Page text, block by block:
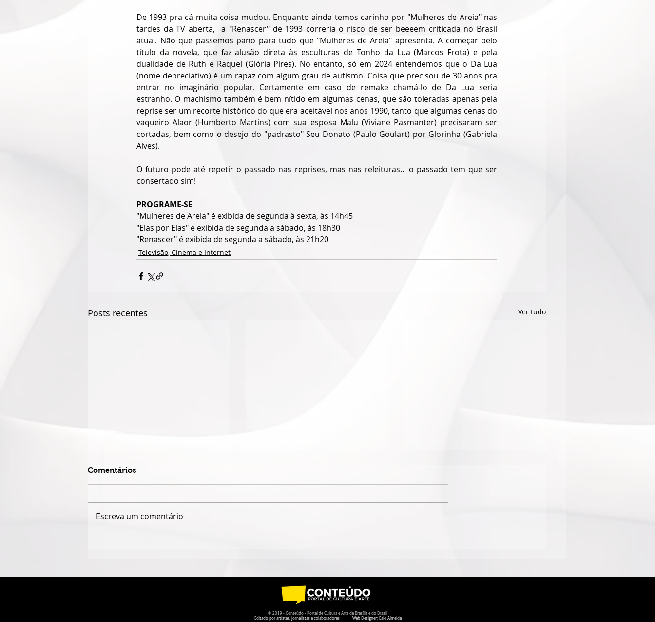
De 1993 pra cá muita coisa mudou. Enquanto ainda temos carinho por "Mulheres de Areia" nas
tardes da TV aberta,  a "Renascer" de 1993 correria o risco de ser beeeem criticada no Brasil
atual. Não que passemos pano para tudo que "Mulheres de Areia" apresenta. A começar pelo
título da novela, que faz alusão direta às esculturas de Tonho da Lua (Marcos Frota) e pela
dualidade de Ruth e Raquel (Glória Pires). No entanto, só em 2024 entendemos que o Da Lua
(nome depreciativo) é um rapaz com algum grau de autismo. Coisa que precisou de 30 anos pra
entrar no imaginário popular. Certamente em caso de remake chamá-lo de Da Lua seria
estranho. O machismo também é bem nítido em algumas cenas, que são toleradas apenas pela
reprise ser um recorte histórico do que era aceitável nos anos 1990, tanto que algumas cenas do
vaqueiro Alaor (Humberto Martins) com sua esposa Malu (Viviane Pasmanter) precisaram ser
cortadas, bem como o desejo do "padrasto" Seu Donato (Paulo Goulart) por Glorinha (Gabriela
Alves).
O futuro pode até repetir o passado nas reprises, mas nas releituras... o passado tem que ser
consertado sim!
PROGRAME-SE
"Mulheres de Areia" é exibida de segunda à sexta, às 14h45
"Elas por Elas" é exibida de segunda a sábado, às 18h30
"Renascer" é exibida de segunda a sábado, às 21h20
Televisão, Cinema e Internet
Posts recentes Ver tudo
DA PRÓPRIA HISTÓRIA
ESQUECEMOS DO “SÍTIO”
ESTÁ COM INSCRIÇÕES
Comentários
Escreva um comentário
© 2019 - Conteúdo - Portal de Cultura e Arte de Brasília e do Brasil
Editado por artistas, jornalistas e colaboradores I Web Designer: Caio Almeida